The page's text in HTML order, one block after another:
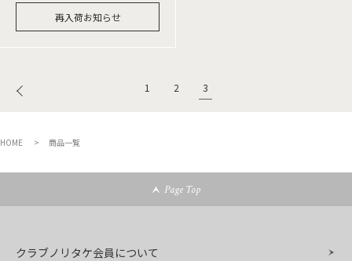
再入荷お知らせ
1 2 3
HOME 商品一覧
Page Top
クラブノリタケ会員について